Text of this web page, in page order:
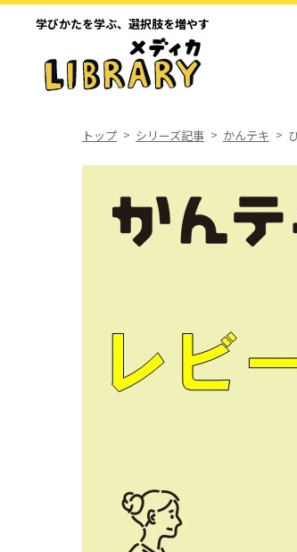
学びかたを学ぶ、 選択肢を増やす
トップ シリーズ記事 かんテキ